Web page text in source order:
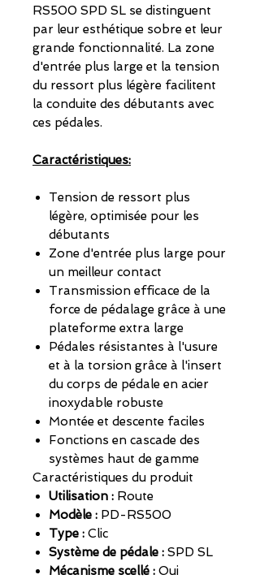
RS500 SPD SL se distinguent
par leur esthétique sobre et leur
grande fonctionnalité. La zone
d'entrée plus large et la tension
du ressort plus légère facilitent
la conduite des débutants avec
ces pédales.
Caractéristiques:
Tension de ressort plus
légère, optimisée pour les
débutants
Zone d'entrée plus large pour
un meilleur contact
Transmission efficace de la
force de pédalage grâce à une
plateforme extra large
Pédales résistantes à l'usure
et à la torsion grâce à l'insert
du corps de pédale en acier
inoxydable robuste
Montée et descente faciles
Fonctions en cascade des
systèmes haut de gamme
Caractéristiques du produit
Utilisation : Route
Modèle : PD-RS500
Type : Clic
Système de pédale : SPD SL
Mécanisme scellé : Oui